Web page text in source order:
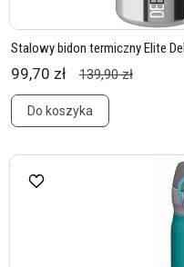
Stalowy bidon termiczny Elite
99,70 zł 139,90 zł
Do koszyka